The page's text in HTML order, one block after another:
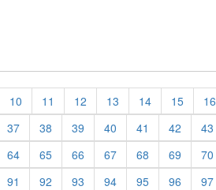
10 11 12 13 14 15 16
37
38 39 40 41 42 43
64
65 66 67 68 69 70
91
92 93 94 95 96 97